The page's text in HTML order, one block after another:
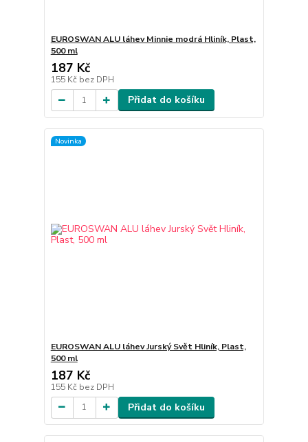
EUROSWAN ALU láhev Minnie modrá Hliník, Plast,
500 ml
187 Kč
155 Kč bez DPH
Přidat do košíku
Novinka
EUROSWAN ALU láhev Jurský Svět Hliník, Plast,
500 ml
187 Kč
155 Kč bez DPH
Přidat do košíku